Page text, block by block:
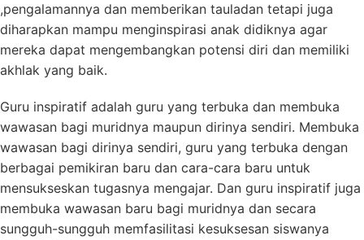
,pengalamannya dan memberikan tauladan tetapi juga
diharapkan mampu menginspirasi anak didiknya agar
mereka dapat mengembangkan potensi diri dan memiliki
akhlak yang baik.
Guru inspiratif adalah guru yang terbuka dan membuka
wawasan bagi muridnya maupun dirinya sendiri. Membuka
wawasan bagi dirinya sendiri, guru yang terbuka dengan
berbagai pemikiran baru dan cara-cara baru untuk
mensukseskan tugasnya mengajar. Dan guru inspiratif juga
membuka wawasan baru bagi muridnya dan secara
sungguh-sungguh memfasilitasi kesuksesan siswanya